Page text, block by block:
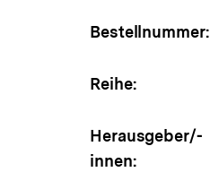
Bestellnummer:
Reihe:
Herausgeber/-
innen: